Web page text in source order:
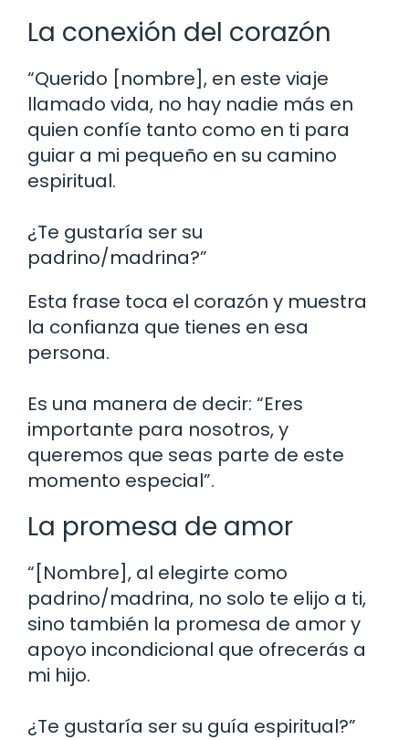
La conexión del corazón
“Querido [nombre], en este viaje
llamado vida, no hay nadie más en
quien confíe tanto como en ti para
guiar a mi pequeño en su camino
espiritual.
¿Te gustaría ser su
padrino/madrina?”
Esta frase toca el corazón y muestra
la confianza que tienes en esa
persona.
Es una manera de decir: “Eres
importante para nosotros, y
queremos que seas parte de este
momento especial”.
La promesa de amor
“[Nombre], al elegirte como
padrino/madrina, no solo te elijo a ti,
sino también la promesa de amor y
apoyo incondicional que ofrecerás a
mi hijo.
¿Te gustaría ser su guía espiritual?”